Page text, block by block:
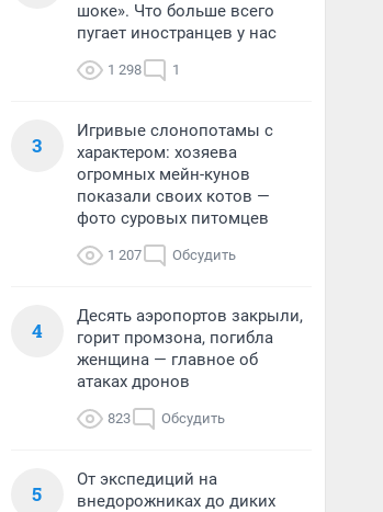
шоке». Что больше всего
пугает иностранцев у нас
1 298 1
3
Игривые слонопотамы с
характером: хозяева
огромных мейн-кунов
показали своих котов —
фото суровых питомцев
1 207 Обсудить
4
Десять аэропортов закрыли,
горит промзона, погибла
женщина — главное об
атаках дронов
823 Обсудить
5
От экспедиций на
внедорожниках до диких